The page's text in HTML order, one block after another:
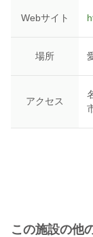
▼YouTube
http://
Webサイト
場所
アクセス
この施設の他